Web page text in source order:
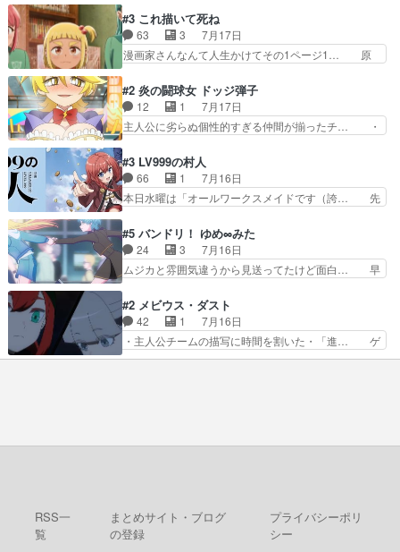
のテンポの良さが光… 呪いの人形ドジっ子すぎる
しかも仲間になる… 呪いの人形がビビっとるぞ。
今回あんまりエ…
いろあったんだな。奥様の心が彼の心を… 政略結
婚による妬みから色んな嫌がらせを受… 【今夜の
アニメAは…】前向き没落令嬢×こ… マウントに
気付かない素直な主人公大丈夫か… もうユリウス
それでいいのか？と思わない… 貴族は階級社会で
大変だ。や、やはり同性に… 第２話をU-NEXTで
視聴しました。視聴…
#3 これ描いて死ね
63 3
7月17日
漫画家さんなんて人生かけてその1ページ1… 原
きで真っ直ぐな主人公と、拗らせに拗ら… にて、
落語部長役で出演させていただきまし… すげえお
もしろかった。アバンの諸星大二郎… ◤￣￣￣￣
￣￣￣￣￣￣￣￣￣￣名場面アイ… メンバーと部
んなジャンル描いてどんどん… 春の南東の空のお
とめ座付近明るい星は20… 明るい現役の青春と
暗い過去の情念とが良い…
#2 炎の闘球女 ドッジ弾子
12 1
7月17日
主人公に劣らぬ個性的すぎる仲間が揃ったチ… ・
登場!因縁のライバル!善の立ち位置で… しょーも
な…こんなもん真面目に見たらバカ… 宿命のライ
バルの襲撃に始まり、燃えるシチ… 早くもライバ
ルチーム。敵もなかなかに個性… があると思った
部も登場し、魅力的なキ… やはり強敵に勝つには
特訓だよ。平仮名で呼… ライバル登場から特訓ま
で異常なテンポと異…
#3 LV999の村人
66 1
7月16日
本日水曜は「オールワークスメイドです（誇… 先
22:59まで！✦キャストサイン入り… 人族と魔族
の融合を目指す浩二…目指すもの… アリスとメノ
ウの話から魔王軍の大規模な宣… 鏡から「アリ
ス、共存の道はやっぱ険しいぜ… 鏡とソフトクリ
浩二の揺るがない信念に思… 鏡さん、活躍する度
に好感度爆上がりですね… ケンタウロス族面白か
ったですね♪タカコち…
#5 バンドリ！ ゆめ∞みた
24 3
7月16日
ムジカと雰囲気違うから見送ってたけど面白… 早
れが偶然イベント会場に居合わせてしま… ビオラ
こいつほんま……残りの2人はビオラ… 見てて興
奮と息苦しさを同時に感じさせるビ… ビオラちゃ
んのお陰であられちゃんと律ちゃ… ・日本語特有
#2 メビウス・ダスト
42 1
7月16日
・主人公チームの描写に時間を割いた・「進… ゲ
ームを勝利へ導いたアラキの先読みの能力… 急に
RSS一
覧
まとめサイト・ブログ
の登録
プライバシーポリ
シー